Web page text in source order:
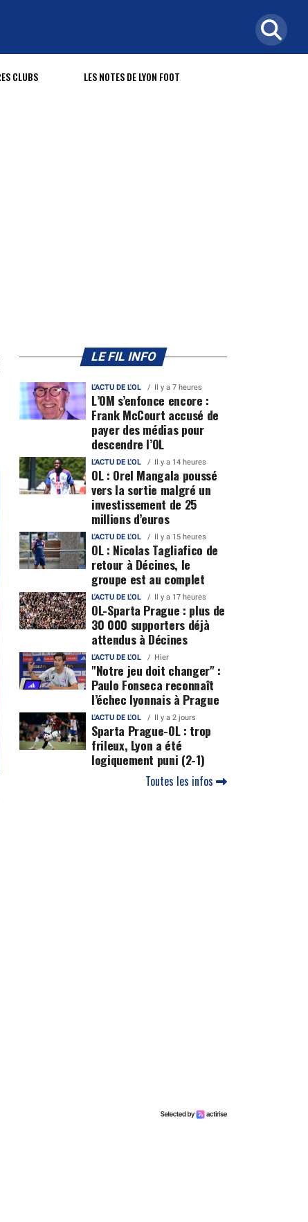
CLUBS LES NOTES DE LYON FOOT
LE FIL INFO
L'ACTU DE L'OL Il y a 7 heures
L’OM s’enfonce encore :
Frank McCourt accusé de
payer des médias pour
descendre l’OL
L'ACTU DE L'OL Il y a 14 heures
OL : Orel Mangala poussé
vers la sortie malgré un
investissement de 25
millions d’euros
L'ACTU DE L'OL Il y a 15 heures
OL : Nicolas Tagliafico de
retour à Décines, le
groupe est au complet
L'ACTU DE L'OL Il y a 17 heures
OL-Sparta Prague : plus de
30 000 supporters déjà
attendus à Décines
L'ACTU DE L'OL Hier
"Notre jeu doit changer" :
Paulo Fonseca reconnaît
l’échec lyonnais à Prague
L'ACTU DE L'OL Il y a 2 jours
Sparta Prague-OL : trop
frileux, Lyon a été
logiquement puni (2-1)
Toutes les infos